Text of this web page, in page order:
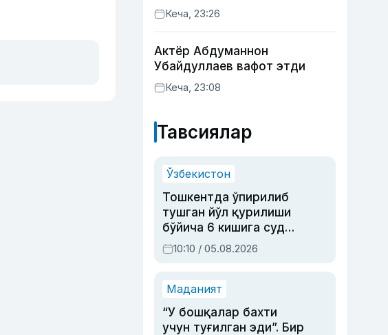
“Хоразм” уйда ғалаба
қозонди
Кеча, 23:26
Актёр Абду­маннон
Убайдуллаев вафот этди
Кеча, 23:08
Тавсиялар
Ўзбекистон
Тошкентда ўпирилиб
тушган йўл қурилиши
бўйича 6 кишига суд
ҳукми ўқилди
10:10 / 05.08.2026
Маданият
“У бошқалар бахти
учун туғилган эди”. Бир